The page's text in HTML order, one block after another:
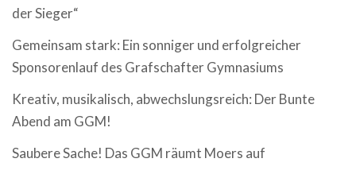
der Sieger“
Gemeinsam stark: Ein sonniger und erfolgreicher
Sponsorenlauf des Grafschafter Gymnasiums
Kreativ, musikalisch, abwechslungsreich: Der Bunte
Abend am GGM!
Saubere Sache! Das GGM räumt Moers auf